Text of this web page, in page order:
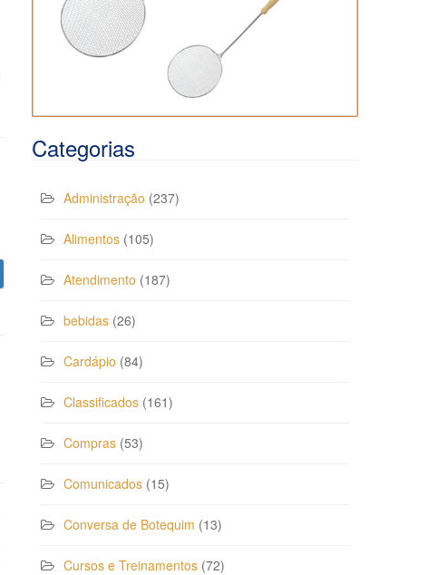
Categorias
Administração (237)
Alimentos (105)
Atendimento (187)
bebidas (26)
Cardápio (84)
Classificados (161)
Compras (53)
Comunicados (15)
Conversa de Botequim (13)
Cursos e Treinamentos (72)